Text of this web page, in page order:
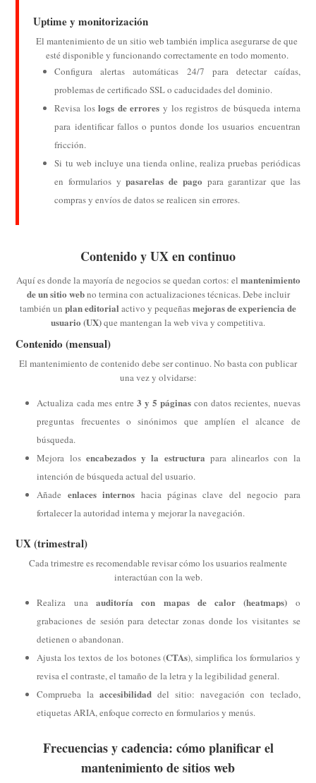
Uptime y monitorización
El mantenimiento de un sitio web también implica asegurarse de que
esté disponible y funcionando correctamente en todo momento.
Configura alertas automáticas 24/7 para detectar caídas,
problemas de certificado SSL o caducidades del dominio.
Revisa loslogs de errores y los registros de búsqueda interna
para identificar fallos o puntos donde los usuarios encuentran
fricción.
Si tu web incluye una tienda online, realiza pruebas periódicas
en formularios ypasarelas de pago para garantizar que las
compras y envíos de datos se realicen sin errores.
Contenido y UX en continuo
Aquí es donde la mayoría de negocios se quedan cortos: el mantenimiento
de un sitio webno termina con actualizaciones técnicas. Debe incluir
también un plan editorial activo y pequeñasmejoras de experiencia de
usuario (UX)que mantengan la web viva y competitiva.
Contenido (mensual)
El mantenimiento de contenido debe ser continuo. No basta con publicar
una vez y olvidarse:
Actualiza cada mes entre 3 y 5 páginas con datos recientes, nuevas
preguntas frecuentes o sinónimos que amplíen el alcance de
búsqueda.
Mejora los encabezados y la estructura para alinearlos con la
intención de búsqueda actual del usuario.
Añade enlaces internos hacia páginas clave del negocio para
fortalecer la autoridad interna y mejorar la navegación.
UX (trimestral)
Cada trimestre es recomendable revisar cómo los usuarios realmente
interactúan con la web.
Realiza una auditoría con mapas de calor (heatmaps) o
grabaciones de sesión para detectar zonas donde los visitantes se
detienen o abandonan.
Ajusta los textos de los botones (CTAs), simplifica los formularios y
revisa el contraste, el tamaño de la letra y la legibilidad general.
Comprueba laaccesibilidad del sitio: navegación con teclado,
etiquetas ARIA, enfoque correcto en formularios y menús.
Frecuencias y cadencia: cómo planificar el
mantenimiento de sitios web